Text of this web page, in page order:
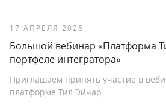
17 АПРЕЛЯ 2026
Большой вебинар «Платформа
портфеле интегратора»
Приглашаем принять участие в
платформе Тил Эйчар.